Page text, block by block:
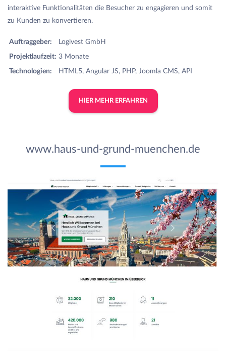
interaktive Funktionalitäten die Besucher zu engagieren und somit
zu Kunden zu konvertieren.
Auftraggeber: Logivest GmbH
Projektlaufzeit: 3 Monate
Technologien: HTML5, Angular JS, PHP, Joomla CMS, API
HIER MEHR ERFAHREN
www.haus-und-grund-muenchen.de